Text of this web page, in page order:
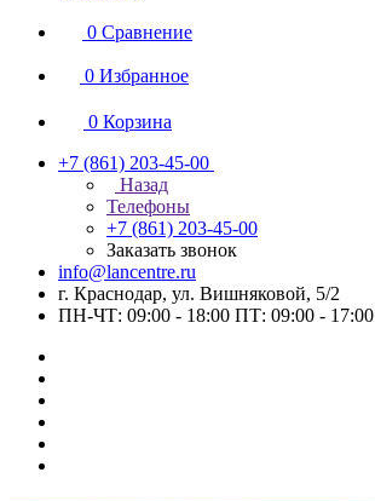
0 Сравнение
0 Избранное
0 Корзина
+7 (861) 203-45-00
Назад
Телефоны
+7 (861) 203-45-00
Заказать звонок
info@lancentre.ru
г. Краснодар, ул. Вишняковой, 5/2
ПН-ЧТ: 09:00 - 18:00 ПТ: 09:00 - 17:00